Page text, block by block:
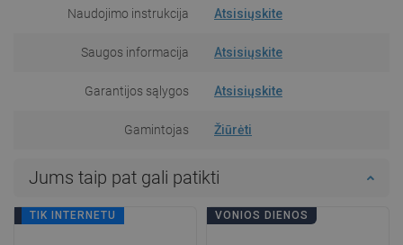
Naudojimo instrukcija Atsisiųskite
Saugos informacija Atsisiųskite
Garantijos sąlygos Atsisiųskite
Gamintojas Žiūrėti
Jums taip pat gali patikti
TIK INTERNETU
VONIOS DIENOS VONIOS DIENOS